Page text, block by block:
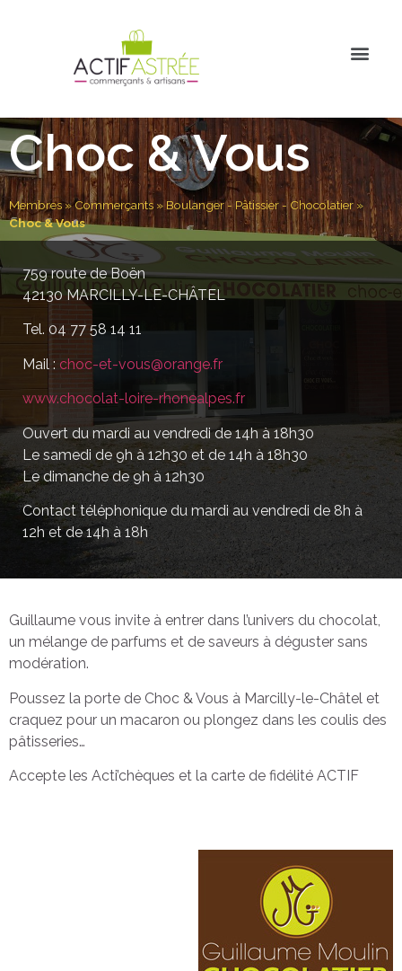
Choc & Vous
Membres»Commerçants » Boulanger - Pâtissier - Chocolatier»
Choc & Vous
759 route de Boën
42130 MARCILLY-LE-CHÂTEL
Tel. 04 77 58 14 11
Mail : choc-et-vous@orange.fr
www.chocolat-loire-rhonealpes.fr
Ouvert du mardi au vendredi de 14h à 18h30
Le samedi de 9h à 12h30 et de 14h à 18h30
Le dimanche de 9h à 12h30
Contact téléphonique du mardi au vendredi de 8h à
12h et de 14h à 18h
Guillaume vous invite à entrer dans l’univers du chocolat,
un mélange de parfums et de saveurs à déguster sans
modération.
Poussez la porte de Choc & Vous à Marcilly-le-Châtel et
craquez pour un macaron ou plongez dans les coulis des
pâtisseries…
Accepte les Acti’chèques et la carte de fidélité ACTIF